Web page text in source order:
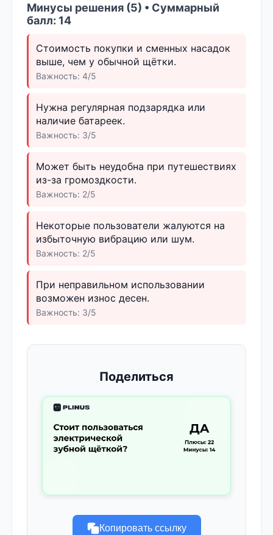
Минусы решения (5) • Суммарный
балл: 14
Стоимость покупки и сменных насадок
выше, чем у обычной щётки.
Важность: 4/5
Нужна регулярная подзарядка или
наличие батареек.
Важность: 3/5
Может быть неудобна при путешествиях
из-за громоздкости.
Важность: 2/5
Некоторые пользователи жалуются на
избыточную вибрацию или шум.
Важность: 2/5
При неправильном использовании
возможен износ десен.
Важность: 3/5
Поделиться
Копировать ссылку